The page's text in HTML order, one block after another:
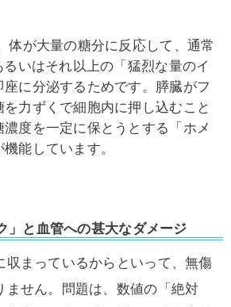
体が大量の糖分に反応して、 通常
いはそれ以上の「猛烈な量のイ
座に分泌する ためです。膵臓がフ
力ずくで細胞内に押し込むこと
度を一定に保とうとする「ホメ
能しています。
」と血管への甚大なダメージ
収まっているからといって、無傷
ません。問題は、数値の「絶対